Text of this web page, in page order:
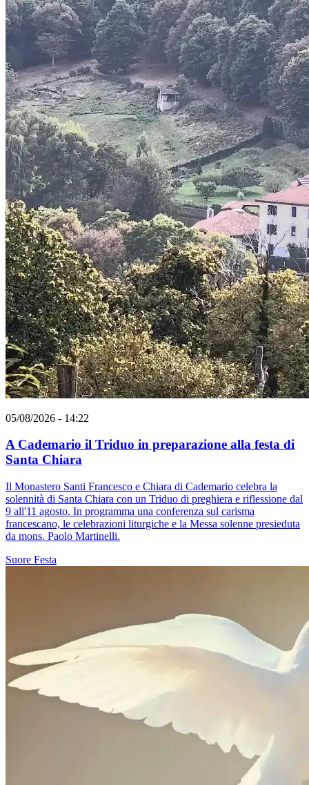
05/08/2026 - 14:22
A Cademario il Triduo in preparazione alla festa di
Santa Chiara
Il Monastero Santi Francesco e Chiara di Cademario celebra la
solennità di Santa Chiara con un Triduo di preghiera e riflessione dal
9 all'11 agosto. In programma una conferenza sul carisma
francescano, le celebrazioni liturgiche e la Messa solenne presieduta
da mons. Paolo Martinelli.
Suore Festa